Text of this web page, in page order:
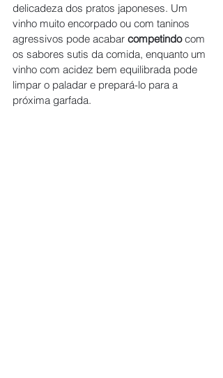
delicadeza dos pratos japoneses. Um
vinho muito encorpado ou com taninos
agressivos pode acabar competindo com
os sabores sutis da comida, enquanto um
vinho com acidez bem equilibrada pode
limpar o paladar e prepará-lo para a
próxima garfada.